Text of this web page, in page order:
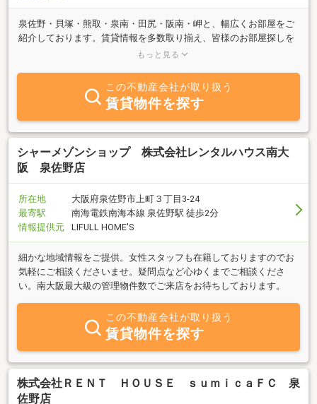
泉佐野・貝塚・熊取・泉南・田尻・阪南・岬と、幅広くお部屋をご
紹介しております。賃貸情報を多数取り揃え、皆様のお部屋探しを
全力でサポートさせて頂きます！お部屋探しは是非、アパマンショ
もっと見る
この不動産会社が取り扱う
賃貸物件を探す
シャーメゾンショップ 株式会社レンタルハウス南大
阪 泉佐野店
所在地
大阪府泉佐野市上町３丁目3-24
最寄駅
南海電鉄南海本線 泉佐野駅 徒歩2分
情報提供元
LIFULL HOME'S
細かな地域情報をご提供。女性スタッフも在籍しておりますのでお
気軽にご相談くださいませ。疑問点など心ゆくまでご相談くださ
い。南大阪最大級の管理物件数でご来店をお待ちしております。
この不動産会社が取り扱う
賃貸物件を探す
株式会社ＲＥＮＴ ＨＯＵＳＥ ｓｕｍｉｃａＦＣ 泉
佐野店